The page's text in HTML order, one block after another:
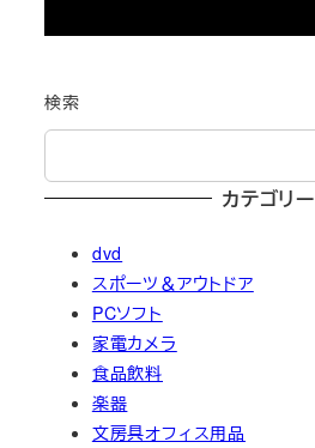
検索
カテゴリー
dvd
スポーツ＆アウトドア
PCソフト
家電カメラ
食品飲料
楽器
文房具オフィス用品